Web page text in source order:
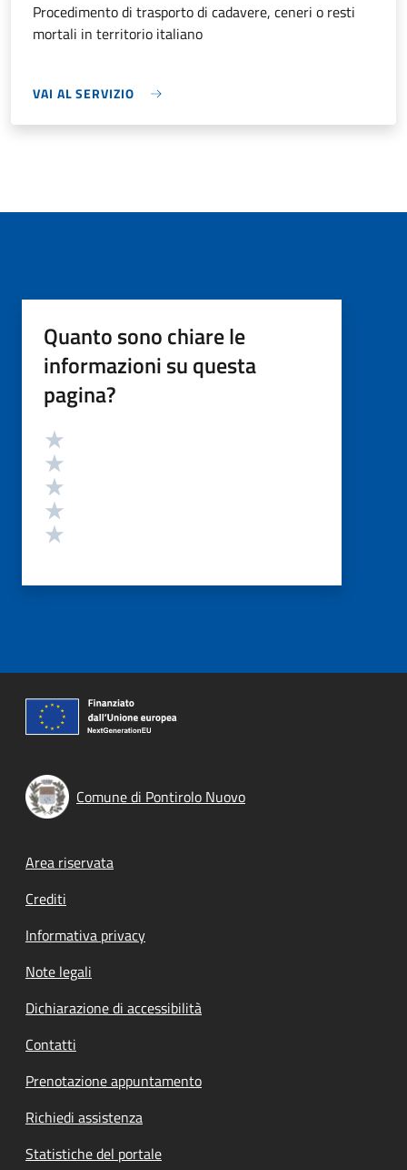
Procedimento di trasporto di cadavere, ceneri o resti
mortali in territorio italiano
VAI AL SERVIZIO
Quanto sono chiare le
informazioni su questa
pagina?
Valutazione
Comune di Pontirolo Nuovo
Footer menu
Area riservata
Crediti
Informativa privacy
Note legali
Dichiarazione di accessibilità
Contatti
Prenotazione appuntamento
Richiedi assistenza
Statistiche del portale